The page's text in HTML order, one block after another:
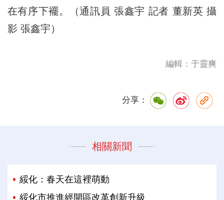
在有序下襬。（通訊員 張鑫宇 記者 董新英 攝
影 張鑫宇）
編輯：于靈爽
分享：
相關新聞
綏化：春天在這裡萌動
綏化市推進經開區改革創新升級